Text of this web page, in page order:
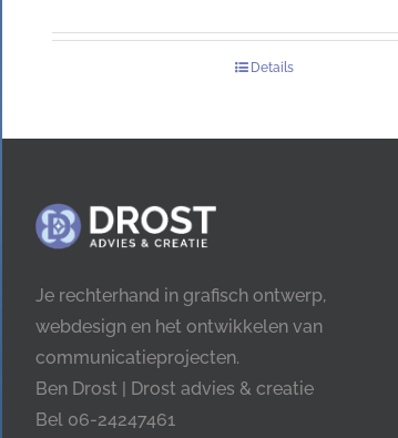
Details
Je rechterhand in grafisch ontwerp,
webdesign en het ontwikkelen van
communicatieprojecten.
Ben Drost | Drost advies & creatie
Bel 06-24247461